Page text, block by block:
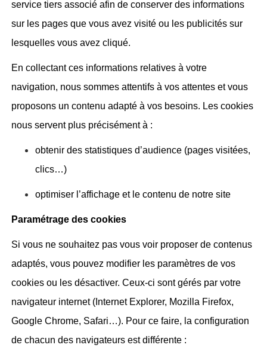
service tiers associé afin de conserver des informations
sur les pages que vous avez visité ou les publicités sur
lesquelles vous avez cliqué.
En collectant ces informations relatives à votre
navigation, nous sommes attentifs à vos attentes et vous
proposons un contenu adapté à vos besoins. Les cookies
nous servent plus précisément à :
obtenir des statistiques d’audience (pages visitées,
clics…)
optimiser l’affichage et le contenu de notre site
Paramétrage des cookies
Si vous ne souhaitez pas vous voir proposer de contenus
adaptés, vous pouvez modifier les paramètres de vos
cookies ou les désactiver. Ceux-ci sont gérés par votre
navigateur internet (Internet Explorer, Mozilla Firefox,
Google Chrome, Safari…). Pour ce faire, la configuration
de chacun des navigateurs est différente :